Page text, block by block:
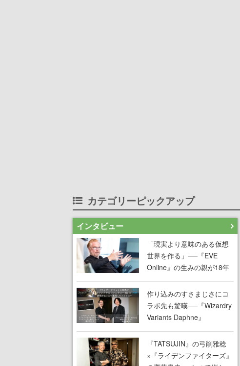
カテゴリーピックアップ
インタビュー
「現実より意味のある仮想
世界を作る」──『EVE
Online』の生みの親が18年
掲げ続ける”クレイジーな宣
言”は、比喩ではなく本気だ
った
作り込みのすさまじさにコ
ラボ先も驚嘆──『Wizardry
Variants Daphne』
×『FFXI』コラボが期間限
定なのにジョブもキャラも
武器も戦闘システムもワン
『TATSUJIN』の弓削雅稔
×『ライデンファイターズ』